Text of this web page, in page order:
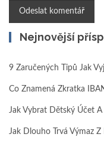
Nejnovější
9 Zaručených Tipů Jak
Co Znamená Zkratka
Jak Vybrat Dětský Účet
Jak Dlouho Trvá Výmaz